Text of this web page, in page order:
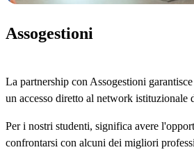
Assogestioni
La partnership con Assogestioni
un accesso diretto al network istituzionale
Per i nostri studenti, significa avere
confrontarsi con alcuni dei migliori